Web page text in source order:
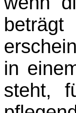
in
steht,